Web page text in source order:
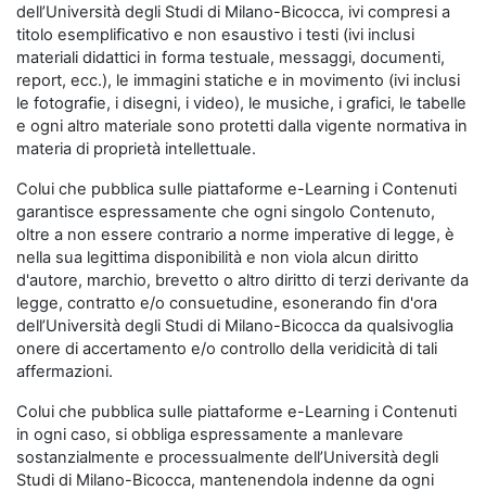
dell’Università degli Studi di Milano-Bicocca, ivi compresi a
titolo esemplificativo e non esaustivo i testi (ivi inclusi
materiali didattici in forma testuale, messaggi, documenti,
report, ecc.), le immagini statiche e in movimento (ivi inclusi
le fotografie, i disegni, i video), le musiche, i grafici, le tabelle
e ogni altro materiale sono protetti dalla vigente normativa in
materia di proprietà intellettuale.
Colui che pubblica sulle piattaforme e-Learning i Contenuti
garantisce espressamente che ogni singolo Contenuto,
oltre a non essere contrario a norme imperative di legge, è
nella sua legittima disponibilità e non viola alcun diritto
d'autore, marchio, brevetto o altro diritto di terzi derivante da
legge, contratto e/o consuetudine, esonerando fin d'ora
dell’Università degli Studi di Milano-Bicocca da qualsivoglia
onere di accertamento e/o controllo della veridicità di tali
affermazioni.
Colui che pubblica sulle piattaforme e-Learning i Contenuti
in ogni caso, si obbliga espressamente a manlevare
sostanzialmente e processualmente dell’Università degli
Studi di Milano-Bicocca, mantenendola indenne da ogni